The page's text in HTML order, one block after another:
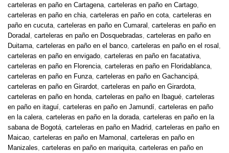
carteleras en paño en Cartagena carteleras en paño en Cartago
carteleras en paño en chia carteleras en paño en cota carteleras en
paño en cucuta carteleras en paño en Cumaral carteleras en paño en
Doradal carteleras en paño en Dosquebradas carteleras en paño en
Duitama carteleras en paño en el banco carteleras en paño en el rosal
carteleras en paño en envigado carteleras en paño en facatativa
carteleras en paño en Florencia carteleras en paño en Floridablanca
carteleras en paño en Funza carteleras en paño en Gachancipá
carteleras en paño en Girardot carteleras en paño en Girardota
carteleras en paño en honda carteleras en paño en Ibagué carteleras
en paño en itaguí carteleras en paño en Jamundí carteleras en paño
en la calera carteleras en paño en la dorada carteleras en paño en la
sabana de Bogotá carteleras en paño en Madrid carteleras en paño en
Maicao carteleras en paño en Mamonal carteleras en paño en
Manizales carteleras en paño en mariquita carteleras en paño en